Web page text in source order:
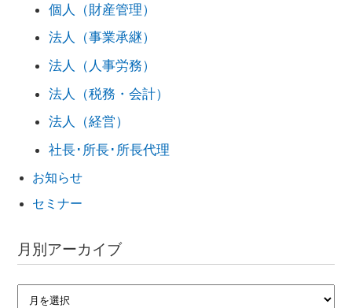
個人（財産管理）
法人（事業承継）
法人（人事労務）
法人（税務・会計）
法人（経営）
社長･所長･所長代理
お知らせ
セミナー
月別アーカイブ